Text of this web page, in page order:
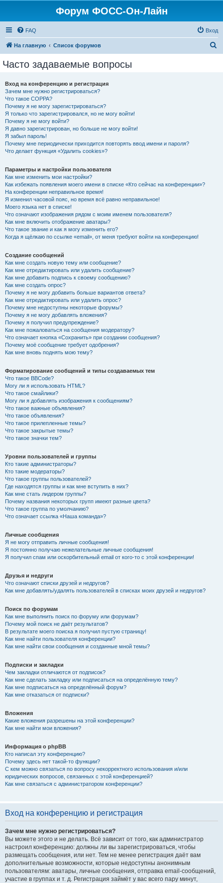
Форум ФОСС-Он-Лайн
FAQ Вход
На главную Список форумов
Часто задаваемые вопросы
Вход на конференцию и регистрация
Зачем мне нужно регистрироваться?
Что такое COPPA?
Почему я не могу зарегистрироваться?
Я только что зарегистрировался, но не могу войти!
Почему я не могу войти?
Я давно зарегистрирован, но больше не могу войти!
Я забыл пароль!
Почему мне периодически приходится повторять ввод имени и пароля?
Что делает функция «Удалить cookies»?
Параметры и настройки пользователя
Как мне изменить мои настройки?
Как избежать появления моего имени в списке «Кто сейчас на конференции»?
На конференции неправильное время!
Я изменил часовой пояс, но время всё равно неправильное!
Моего языка нет в списке!
Что означают изображения рядом с моим именем пользователя?
Как мне включить отображение аватары?
Что такое звание и как я могу изменить его?
Когда я щёлкаю по ссылке «email», от меня требуют войти на конференцию!
Создание сообщений
Как мне создать новую тему или сообщение?
Как мне отредактировать или удалить сообщение?
Как мне добавить подпись к своему сообщению?
Как мне создать опрос?
Почему я не могу добавить больше вариантов ответа?
Как мне отредактировать или удалить опрос?
Почему мне недоступны некоторые форумы?
Почему я не могу добавлять вложения?
Почему я получил предупреждение?
Как мне пожаловаться на сообщения модератору?
Что означает кнопка «Сохранить» при создании сообщения?
Почему моё сообщение требует одобрения?
Как мне вновь поднять мою тему?
Форматирование сообщений и типы создаваемых тем
Что такое BBCode?
Могу ли я использовать HTML?
Что такое смайлики?
Могу ли я добавлять изображения к сообщениям?
Что такое важные объявления?
Что такое объявления?
Что такое прилепленные темы?
Что такое закрытые темы?
Что такое значки тем?
Уровни пользователей и группы
Кто такие администраторы?
Кто такие модераторы?
Что такое группы пользователей?
Где находятся группы и как мне вступить в них?
Как мне стать лидером группы?
Почему названия некоторых групп имеют разные цвета?
Что такое группа по умолчанию?
Что означает ссылка «Наша команда»?
Личные сообщения
Я не могу отправить личные сообщения!
Я постоянно получаю нежелательные личные сообщения!
Я получил спам или оскорбительный email от кого-то с этой конференции!
Друзья и недруги
Что означают списки друзей и недругов?
Как мне добавлять/удалять пользователей в списках моих друзей и недругов?
Поиск по форумам
Как мне выполнить поиск по форуму или форумам?
Почему мой поиск не даёт результатов?
В результате моего поиска я получил пустую страницу!
Как мне найти пользователя конференции?
Как мне найти свои сообщения и созданные мной темы?
Подписки и закладки
Чем закладки отличаются от подписок?
Как мне сделать закладку или подписаться на определённую тему?
Как мне подписаться на определённый форум?
Как мне отказаться от подписки?
Вложения
Какие вложения разрешены на этой конференции?
Как мне найти мои вложения?
Информация о phpBB
Кто написал эту конференцию?
Почему здесь нет такой-то функции?
С кем можно связаться по вопросу некорректного использования и/или
юридических вопросов, связанных с этой конференцией?
Как мне связаться с администратором конференции?
Вход на конференцию и регистрация
Зачем мне нужно регистрироваться?
Вы можете этого и не делать. Всё зависит от того, как администратор
настроил конференцию: должны ли вы зарегистрироваться, чтобы
размещать сообщения, или нет. Тем не менее регистрация даёт вам
дополнительные возможности, которые недоступны анонимным
пользователям: аватары, личные сообщения, отправка email-сообщений,
участие в группах и т. д. Регистрация займёт у вас всего пару минут,